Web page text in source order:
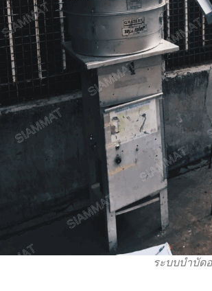
ระบบบำบัด